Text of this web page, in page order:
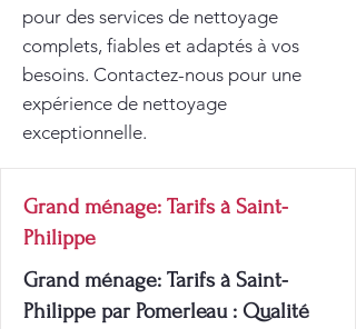
pour des services de nettoyage
complets, fiables et adaptés à vos
besoins. Contactez-nous pour une
expérience de nettoyage
exceptionnelle.
Grand ménage: Tarifs à Saint-
Philippe
Grand ménage: Tarifs à Saint-
Philippe par Pomerleau : Qualité